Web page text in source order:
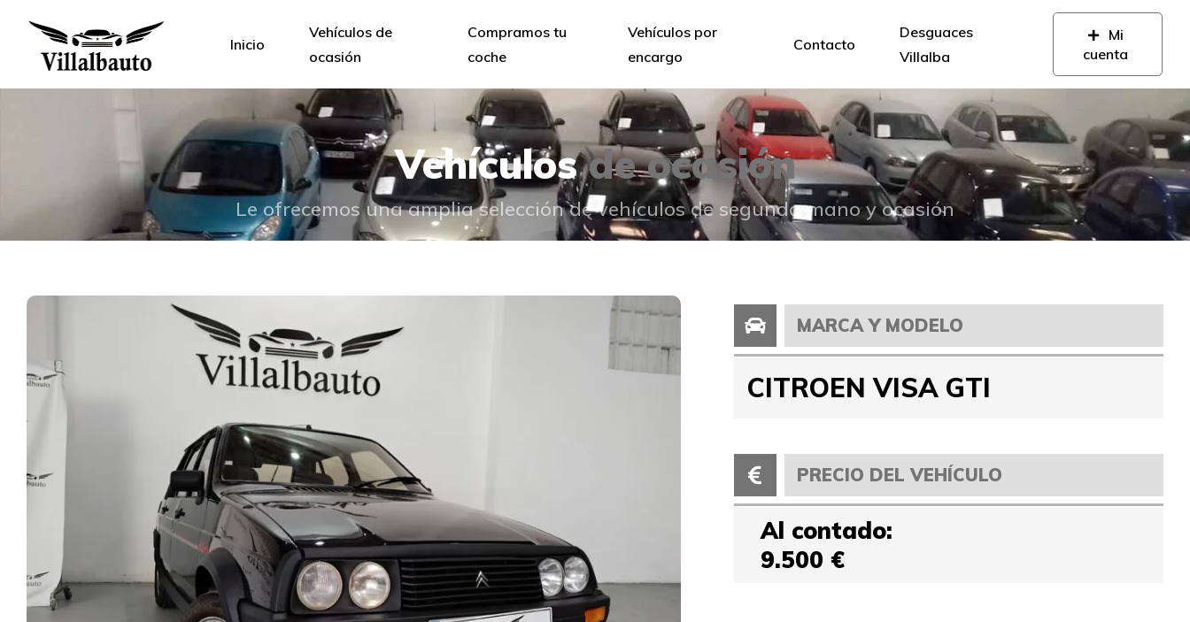
Inicio
Vehículos de
ocasión
Compramos tu
coche
Vehículos por
encargo
Contacto
Desguaces
Villalba
Mi
cuenta
Vehículosde ocasión
Le ofrecemos una amplia selección de vehículos de segunda mano y ocasión
MARCA Y MODELO
CITROEN VISA GTI
PRECIO DEL VEHÍCULO
Al contado:
9.500 €